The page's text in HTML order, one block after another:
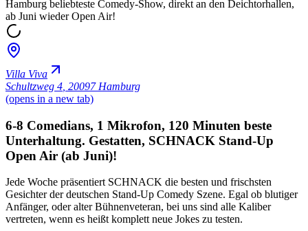
Hamburg beliebteste Comedy-Show, direkt an den Deichtorhallen,
ab Juni wieder Open Air!
Villa Viva
Schultzweg 4 20097 Hamburg
(opens in a new tab)
6-8 Comedians, 1 Mikrofon, 120 Minuten beste
Unterhaltung. Gestatten, SCHNACK Stand-Up
Open Air (ab Juni)!
Jede Woche präsentiert SCHNACK die besten und frischsten
Gesichter der deutschen Stand-Up Comedy Szene. Egal ob blutiger
Anfänger, oder alter Bühnenveteran, bei uns sind alle Kaliber
vertreten, wenn es heißt komplett neue Jokes zu testen.